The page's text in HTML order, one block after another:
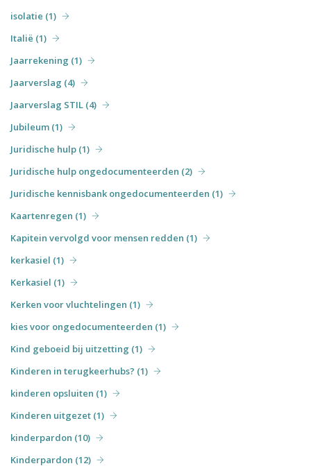
isolatie (1)
Italië (1)
Jaarrekening (1)
Jaarverslag (4)
Jaarverslag STIL (4)
Jubileum (1)
Juridische hulp (1)
Juridische hulp ongedocumenteerden (2)
Juridische kennisbank ongedocumenteerden (1)
Kaartenregen (1)
Kapitein vervolgd voor mensen redden (1)
kerkasiel (1)
Kerkasiel (1)
Kerken voor vluchtelingen (1)
kies voor ongedocumenteerden (1)
Kind geboeid bij uitzetting (1)
Kinderen in terugkeerhubs? (1)
kinderen opsluiten (1)
Kinderen uitgezet (1)
kinderpardon (10)
Kinderpardon (12)